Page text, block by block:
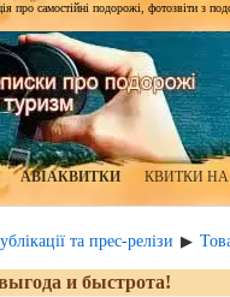
про самостійні подорожі, фотозвіти з
АВІАКВИТКИ КВИТКИ
та прес-релізи ▶
и быстрота!